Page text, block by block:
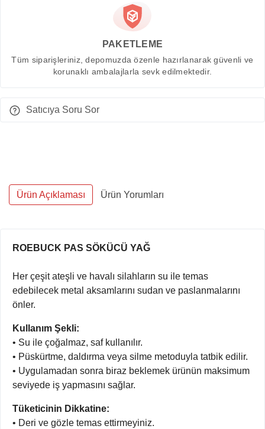
PAKETLEME
Tüm siparişleriniz, depomuzda özenle hazırlanarak güvenli ve
korunaklı ambalajlarla sevk edilmektedir.
Satıcıya Soru Sor
Ürün Açıklaması Ürün Yorumları
ROEBUCK PAS SÖKÜCÜ YAĞ
Her çeşit ateşli ve havalı silahların su ile temas
edebilecek metal aksamlarını sudan ve paslanmalarını
önler.
Kullanım Şekli:
• Su ile çoğalmaz, saf kullanılır.
• Püskürtme, daldırma veya silme metoduyla tatbik edilir.
• Uygulamadan sonra biraz beklemek ürünün maksimum
seviyede iş yapmasını sağlar.
Tüketicinin Dikkatine:
• Deri ve gözle temas ettirmeyiniz.